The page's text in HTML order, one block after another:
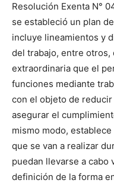
Resolución Exenta N°
se estableció un plan
incluye lineamientos y
del trabajo, entre otros,
extraordinaria que el
funciones mediante
con el objeto de
asegurar el
mismo modo,
que se van a realizar
puedan llevarse a cabo
definición de la forma